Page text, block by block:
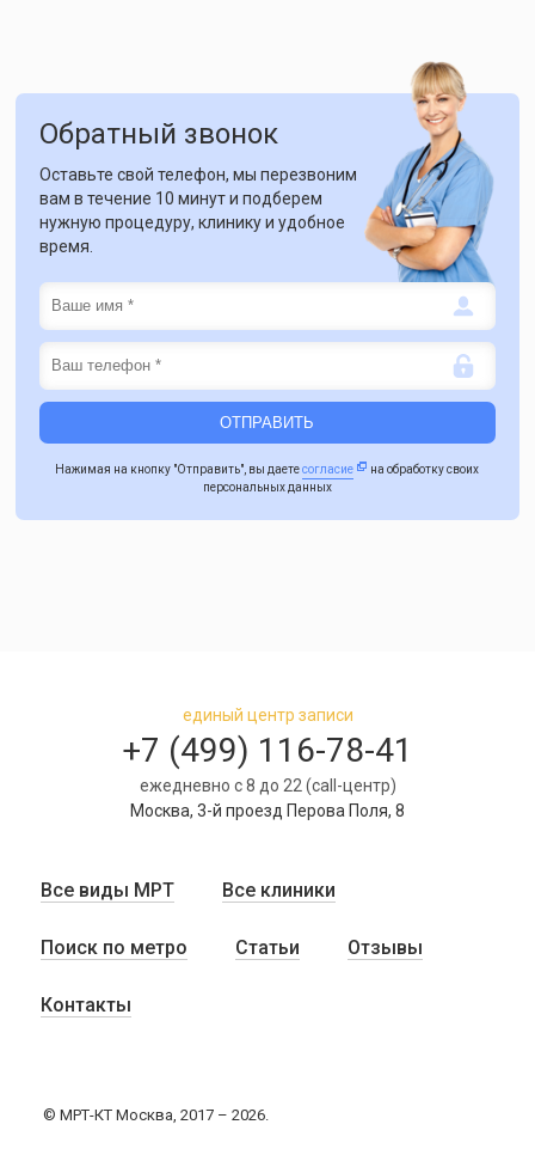
Обратный звонок
Оставьте свой телефон, мы перезвоним
вам в течение 10 минут и подберем
нужную процедуру, клинику и удобное
время.
Нажимая на кнопку "Отправить", вы даетесогласие
на обработку своих
персональных данных
единый центр записи
+7 (499) 116-78-41
ежедневно с 8 до 22 (call-центр)
Москва, 3-й проезд Перова Поля, 8
Все виды МРТ Все клиники
Поиск по метро Статьи Отзывы
Контакты
© МРТ-КТ Москва, 2017 – 2026.